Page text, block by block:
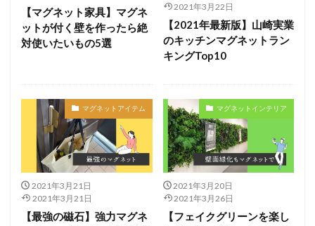
【マグネット家具】マグネ
ットが付く壁を作ったら絶
対使いたいもの5選
2021年3月22日
【2021年最新版】山崎実業
のキッチンマグネットラン
キングTop10
マグネットアイテム
2021年3月21日
2021年3月21日
【最強の磁石】強力マグネ
マグネットインテリア
2021年3月20日
2021年3月26日
【フェイクグリーンを楽し